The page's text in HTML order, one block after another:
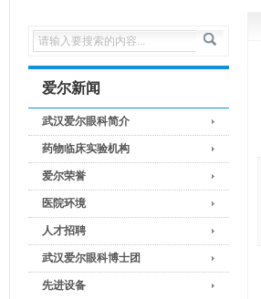
爱尔新闻
武汉爱尔眼科简介
药物临床实验机构
爱尔荣誉
医院环境
人才招聘
武汉爱尔眼科博士团
先进设备